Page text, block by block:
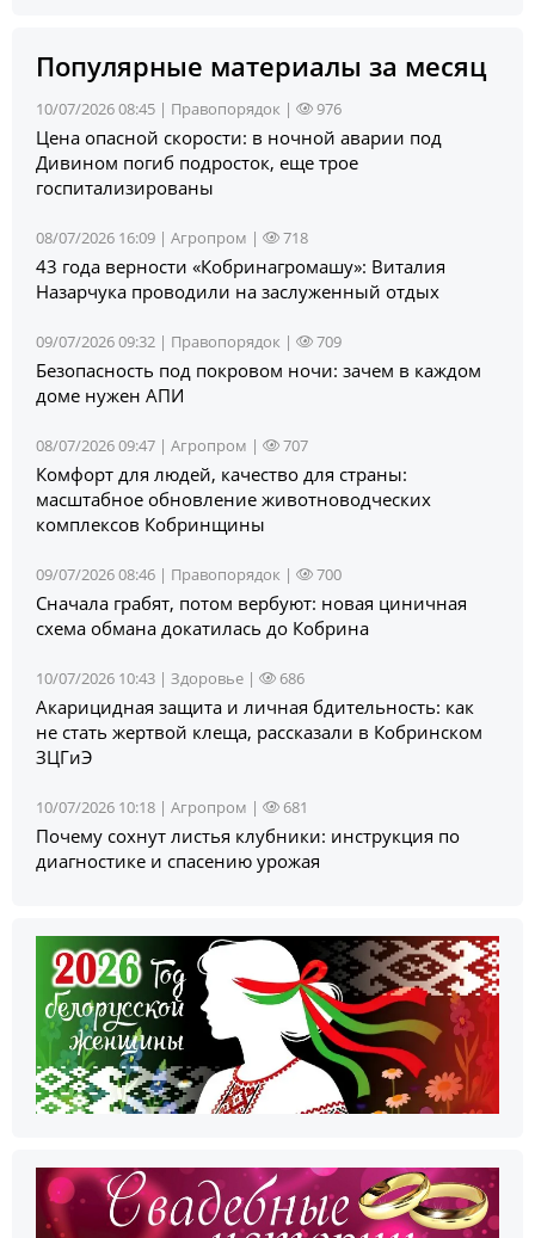
Популярные материалы за месяц
10/07/2026 08:45 | Правопорядок | 976
Цена опасной скорости: в ночной аварии под
Дивином погиб подросток, еще трое
госпитализированы
08/07/2026 16:09 | Агропром | 718
43 года верности «Кобринагромашу»: Виталия
Назарчука проводили на заслуженный отдых
09/07/2026 09:32 | Правопорядок | 709
Безопасность под покровом ночи: зачем в каждом
доме нужен АПИ
08/07/2026 09:47 | Агропром | 707
Комфорт для людей, качество для страны:
масштабное обновление животноводческих
комплексов Кобринщины
09/07/2026 08:46 | Правопорядок | 700
Сначала грабят, потом вербуют: новая циничная
схема обмана докатилась до Кобрина
10/07/2026 10:43 | Здоровье | 686
Акарицидная защита и личная бдительность: как
не стать жертвой клеща, рассказали в Кобринском
ЗЦГиЭ
10/07/2026 10:18 | Агропром | 681
Почему сохнут листья клубники: инструкция по
диагностике и спасению урожая